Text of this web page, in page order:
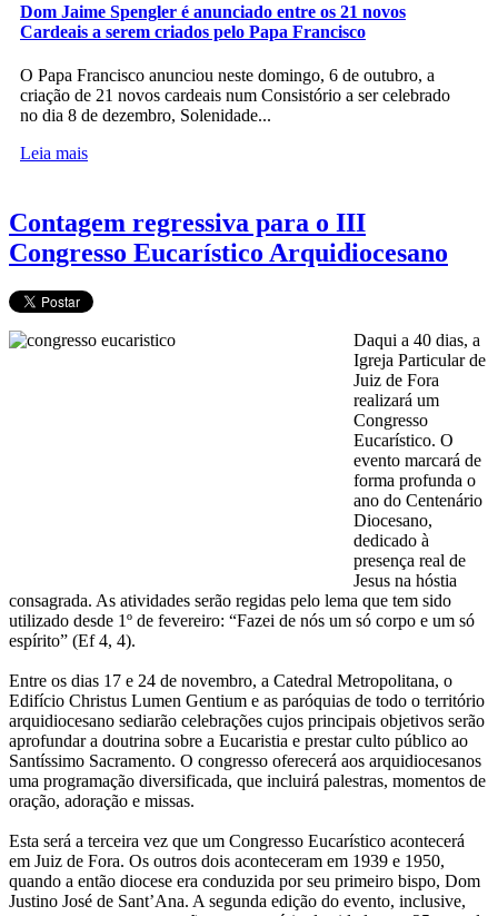
Dom Jaime Spengler é anunciado entre os 21 novos
Cardeais a serem criados pelo Papa Francisco
O Papa Francisco anunciou neste domingo, 6 de outubro, a
criação de 21 novos cardeais num Consistório a ser celebrado
no dia 8 de dezembro, Solenidade...
Leia mais
Contagem regressiva para o III
Congresso Eucarístico Arquidiocesano
Daqui a 40 dias, a
Igreja Particular de
Juiz de Fora
realizará um
Congresso
Eucarístico. O
evento marcará de
forma profunda o
ano do Centenário
Diocesano,
dedicado à
presença real de
Jesus na hóstia
consagrada. As atividades serão regidas pelo lema que tem sido
utilizado desde 1º de fevereiro: “Fazei de nós um só corpo e um só
espírito” (Ef 4, 4).
Entre os dias 17 e 24 de novembro, a Catedral Metropolitana, o
Edifício Christus Lumen Gentium e as paróquias de todo o território
arquidiocesano sediarão celebrações cujos principais objetivos serão
aprofundar a doutrina sobre a Eucaristia e prestar culto público ao
Santíssimo Sacramento. O congresso oferecerá aos arquidiocesanos
uma programação diversificada, que incluirá palestras, momentos de
oração, adoração e missas.
Esta será a terceira vez que um Congresso Eucarístico acontecerá
em Juiz de Fora. Os outros dois aconteceram em 1939 e 1950,
quando a então diocese era conduzida por seu primeiro bispo, Dom
Justino José de Sant’Ana. A segunda edição do evento, inclusive,